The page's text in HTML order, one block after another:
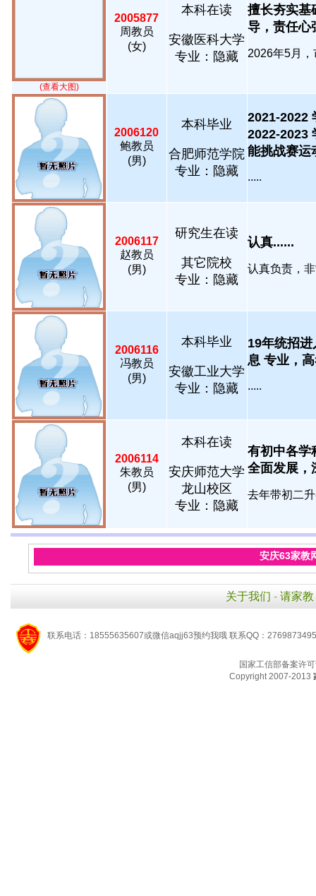
(查看大图)
2005877
周教员
(女)
本科在读
安徽医科大学
专业：隐藏
擅长夯实基
导，责任心
2026年5月
2006120
鲍教员
(男)
本科毕业
合肥师范学院
专业：隐藏
2021-2022
2022-2023
能挑战赛运
.....
2006117
赵教员
(男)
研究生在读
其它院校
专业：隐藏
认真......
认真负责，
2006116
冯教员
(男)
本科毕业
安徽工业大学
专业：隐藏
19年统招
息 专业，
.....
2006114
朱教员
(男)
本科在读
安庆师范大学
龙山校区
专业：隐藏
有初中各学
全面发展，
去年带初二
安庆63家教
关于我们 - 请家教
联系电话：18555635607或微信aqjj63预约我哦 联系QQ：
国家工信部备案许
Copyright 2007-2013